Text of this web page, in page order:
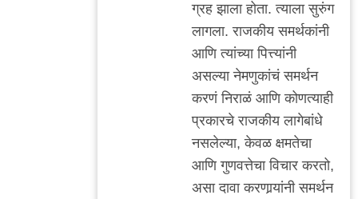
एक
राळ
अजो१२३
ग्रह झाला होता. त्याला सुरुंग
लागला. राजकीय समर्थकांनी
आणि त्यांच्या पित्त्यांनी
असल्या नेमणुकांचं समर्थन
करणं निराळं आणि कोणत्याही
प्रकारचे राजकीय लागेबांधे
नसलेल्या, केवळ क्षमतेचा
आणि गुणवत्तेचा विचार करतो,
असा दावा करणार्‍यांनी समर्थन